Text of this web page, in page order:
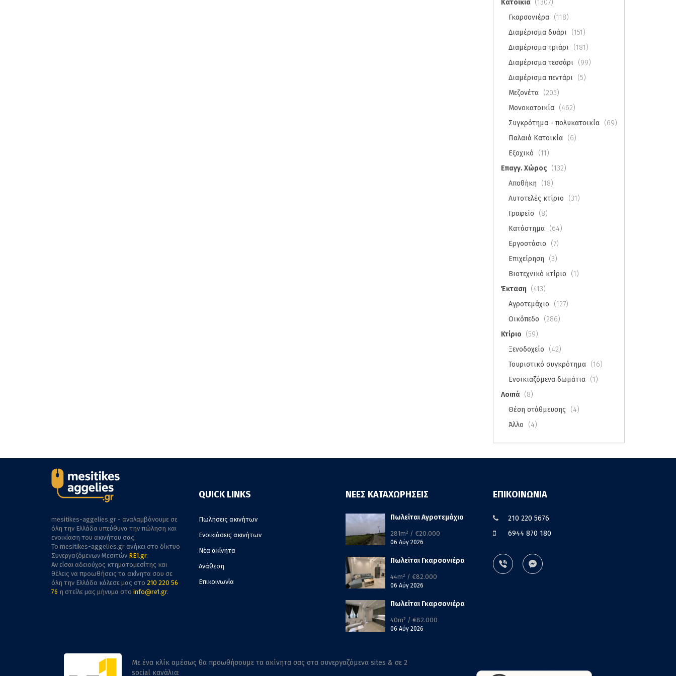
Κατοικία (1307)
Γκαρσονιέρα (118)
Διαμέρισμα δυάρι
(151)
Διαμέρισμα τριάρι
(181)
Διαμέρισμα τεσσάρι
(99)
Διαμέρισμα πεντάρι
(5)
Μεζονέτα (205)
Μονοκατοικία (462)
Συγκρότημα - πολυκατοικία (69)
Παλαιά Κατοικία (6)
Εξοχικό
(11)
Επαγγ. Χώρος (132)
Αποθήκη
(18)
Αυτοτελές κτίριο
(31)
Γραφείο
(8)
Κατάστημα (64)
Εργοστάσιο
(7)
Επιχείρηση
(3)
Βιοτεχνικό κτίριο
(1)
Έκταση (413)
Αγροτεμάχιο
(127)
Οικόπεδο
(286)
Κτίριο (59)
Ξενοδοχείο
(42)
Τουριστικό συγκρότημα (16)
Ενοικιαζόμενα δωμάτια (1)
Λοιπά (8)
Θέση στάθμευσης
(4)
Άλλο
(4)
mesitikes-aggelies.gr - αναλαμβάνουμε σε
όλη την Ελλάδα υπεύθυνα την πώληση και
ενοικίαση του ακινήτου σας.
To mesitikes-aggelies.gr ανήκει στο δίκτυο
Συνεργαζόμενων Μεσιτών RE1.gr.
Αν είσαι αδειούχος κτηματομεσίτης και
θέλεις να προωθήσεις τα ακίνητα σου σε
όλη την Ελλάδα κάλεσε μας στο 210 220 56
76 η στείλε μας μήνυμα στο info@re1.gr.
QUICK LINKS
Πωλήσεις ακινήτων
Ενοικιάσεις ακινήτων
Νέα ακίνητα
Ανάθεση
Επικοινωνία
ΝΕΕΣ ΚΑΤΑΧΩΡΗΣΕΙΣ
Πωλείται Αγροτεμάχιο
281m² / €20.000
06 Αύγ 2026
Πωλείται Γκαρσονιέρα
44m² / €82.000
06 Αύγ 2026
Πωλείται Γκαρσονιέρα
40m² / €82.000
06 Αύγ 2026
ΕΠΙΚΟΙΝΩΝΙΑ
210 220 5676
6944 870 180
Με ένα κλίκ αμέσως θα προωθήσουμε τα ακίνητα σας στα συνεργαζόμενα sites & σε 2
social κανάλια: